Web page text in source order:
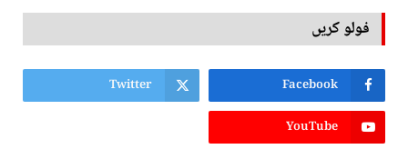
فولو کریں
Facebook
Twitter
YouTube